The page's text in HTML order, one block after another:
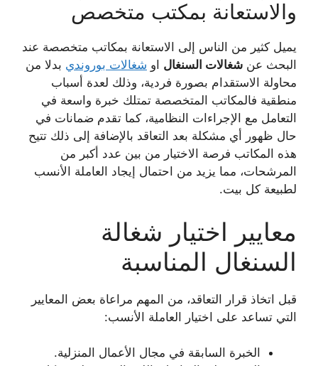
والاستعانة بمكتب متخصص
يميل كثير من الناس إلى الاستعانة بمكاتب متخصصة عند
البحث عن شغالات السنغال او شغالات بوروندي بدلا من
محاولة الاستقدام بصورة فردية، وذلك لعدة أسباب
منطقية فالمكاتب المتخصصة تمتلك خبرة واسعة في
التعامل مع الإجراءات النظامية، كما تقدم ضمانات في
حال ظهور أي مشكلة بعد التعاقد بالإضافة إلى ذلك تتيح
هذه المكاتب فرصة الاختيار من بين عدد أكبر من
المرشحات، مما يزيد من احتمال إيجاد العاملة الأنسب
لطبيعة كل بيت.
معايير اختيار شغالة
السنغال المناسبة
قبل اتخاذ قرار التعاقد، من المهم مراعاة بعض المعايير
التي تساعد على اختيار العاملة الأنسب:
الخبرة السابقة في مجال الأعمال المنزلية.